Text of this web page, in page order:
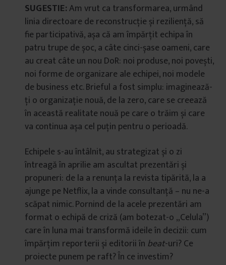
SUGESTIE:Am vrut ca transformarea, urmând
linia directoare de reconstrucție și reziliență, să
fie participativă, așa că am împărțit echipa în
patru trupe de șoc, a câte cinci-șase oameni, care
au creat câte un nou DoR: noi produse, noi povești,
noi forme de organizare ale echipei, noi modele
de business etc. Brieful a fost simplu: imaginează-
ți o organizație nouă, de la zero, care se creează
în această realitate nouă pe care o trăim și care
va continua așa cel puțin pentru o perioadă.
Echipele s-au întâlnit, au strategizat și o zi
întreagă în aprilie am ascultat prezentări și
propuneri: de la a renunța la revista tipărită, la a
ajunge pe Netflix, la a vinde consultanță – nu ne-a
scăpat nimic. Pornind de la acele prezentări am
format o echipă de criză (am botezat-o „Celula”)
care în luna mai transformă ideile în decizii: cum
împărțim reporterii și editorii în beat-uri? Ce
proiecte punem pe raft? În ce investim?